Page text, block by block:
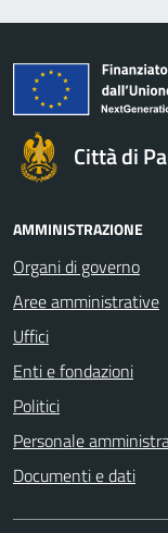
Città di
AMMINISTRAZIONE
Organi di governo
Aree amministrative
Uffici
Enti e fondazioni
Politici
Personale
Documenti e dati